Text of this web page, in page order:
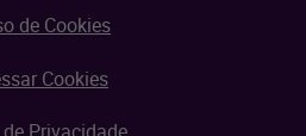
de Cookies
Cookies